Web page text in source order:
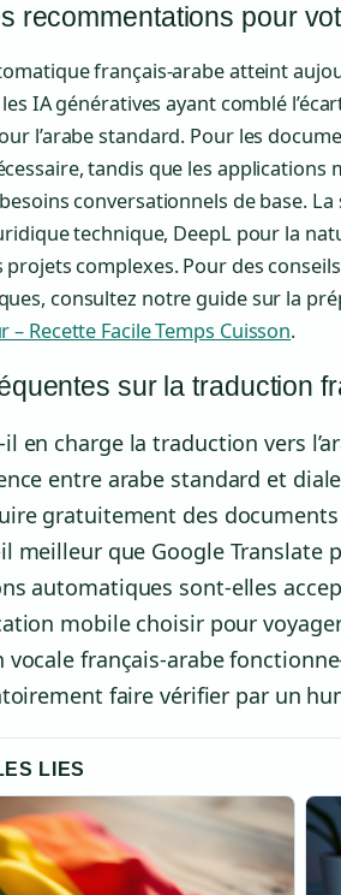
recommentations pour
français-arabe atteint
IA génératives ayant comblé
l’arabe standard. Pour les
tandis que les applications
conversationnels de base.
technique, DeepL pour la
complexes. Pour des
consultez notre guide sur la
Recette Facile Temps Cuisson.
sur la traduction
en charge la traduction vers
entre arabe standard et
gratuitement des documents
il meilleur que Google
automatiques sont-elles
mobile choisir pour
vocale français-arabe
faire vérifier par un
LIES